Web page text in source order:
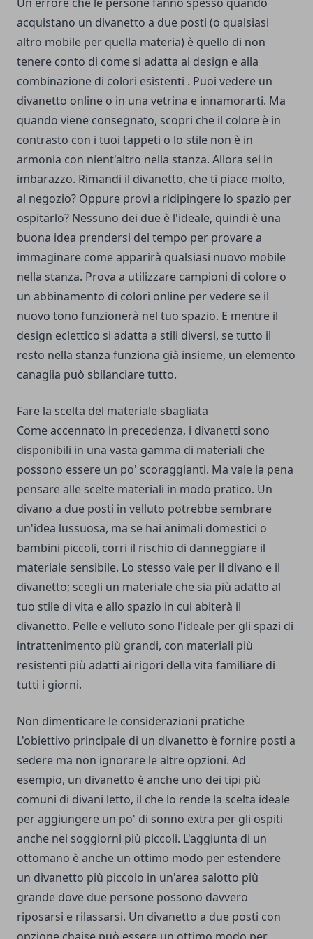
acquistano un divanetto a due posti (o qualsiasi
altro mobile per quella materia) è quello di non
tenere conto di come si adatta al design e alla
combinazione di colori esistenti . Puoi vedere un
divanetto online o in una vetrina e innamorarti. Ma
quando viene consegnato, scopri che il colore è in
contrasto con i tuoi tappeti o lo stile non è in
armonia con nient'altro nella stanza. Allora sei in
imbarazzo. Rimandi il divanetto, che ti piace molto,
al negozio? Oppure provi a ridipingere lo spazio per
ospitarlo? Nessuno dei due è l'ideale, quindi è una
buona idea prendersi del tempo per provare a
immaginare come apparirà qualsiasi nuovo mobile
nella stanza. Prova a utilizzare campioni di colore o
un abbinamento di colori online per vedere se il
nuovo tono funzionerà nel tuo spazio. E mentre il
design eclettico si adatta a stili diversi, se tutto il
resto nella stanza funziona già insieme, un elemento
canaglia può sbilanciare tutto.
Fare la scelta del materiale sbagliata
Come accennato in precedenza, i divanetti sono
disponibili in una vasta gamma di materiali che
possono essere un po' scoraggianti. Ma vale la pena
pensare alle scelte materiali in modo pratico. Un
divano a due posti in velluto potrebbe sembrare
un'idea lussuosa, ma se hai animali domestici o
bambini piccoli, corri il rischio di danneggiare il
materiale sensibile. Lo stesso vale per il divano e il
divanetto; scegli un materiale che sia più adatto al
tuo stile di vita e allo spazio in cui abiterà il
divanetto. Pelle e velluto sono l'ideale per gli spazi di
intrattenimento più grandi, con materiali più
resistenti più adatti ai rigori della vita familiare di
tutti i giorni.
Non dimenticare le considerazioni pratiche
L'obiettivo principale di un divanetto è fornire posti a
sedere ma non ignorare le altre opzioni. Ad
esempio, un divanetto è anche uno dei tipi più
comuni di divani letto, il che lo rende la scelta ideale
per aggiungere un po' di sonno extra per gli ospiti
anche nei soggiorni più piccoli. L'aggiunta di un
ottomano è anche un ottimo modo per estendere
un divanetto più piccolo in un'area salotto più
grande dove due persone possono davvero
riposarsi e rilassarsi. Un divanetto a due posti con